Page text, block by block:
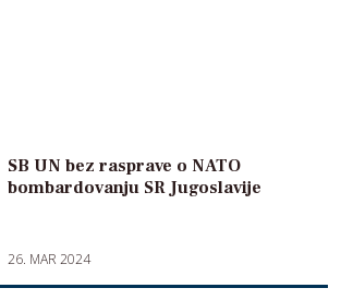
SB UN bez rasprave o NATO
bombardovanju SR Jugoslavije
26. MAR 2024